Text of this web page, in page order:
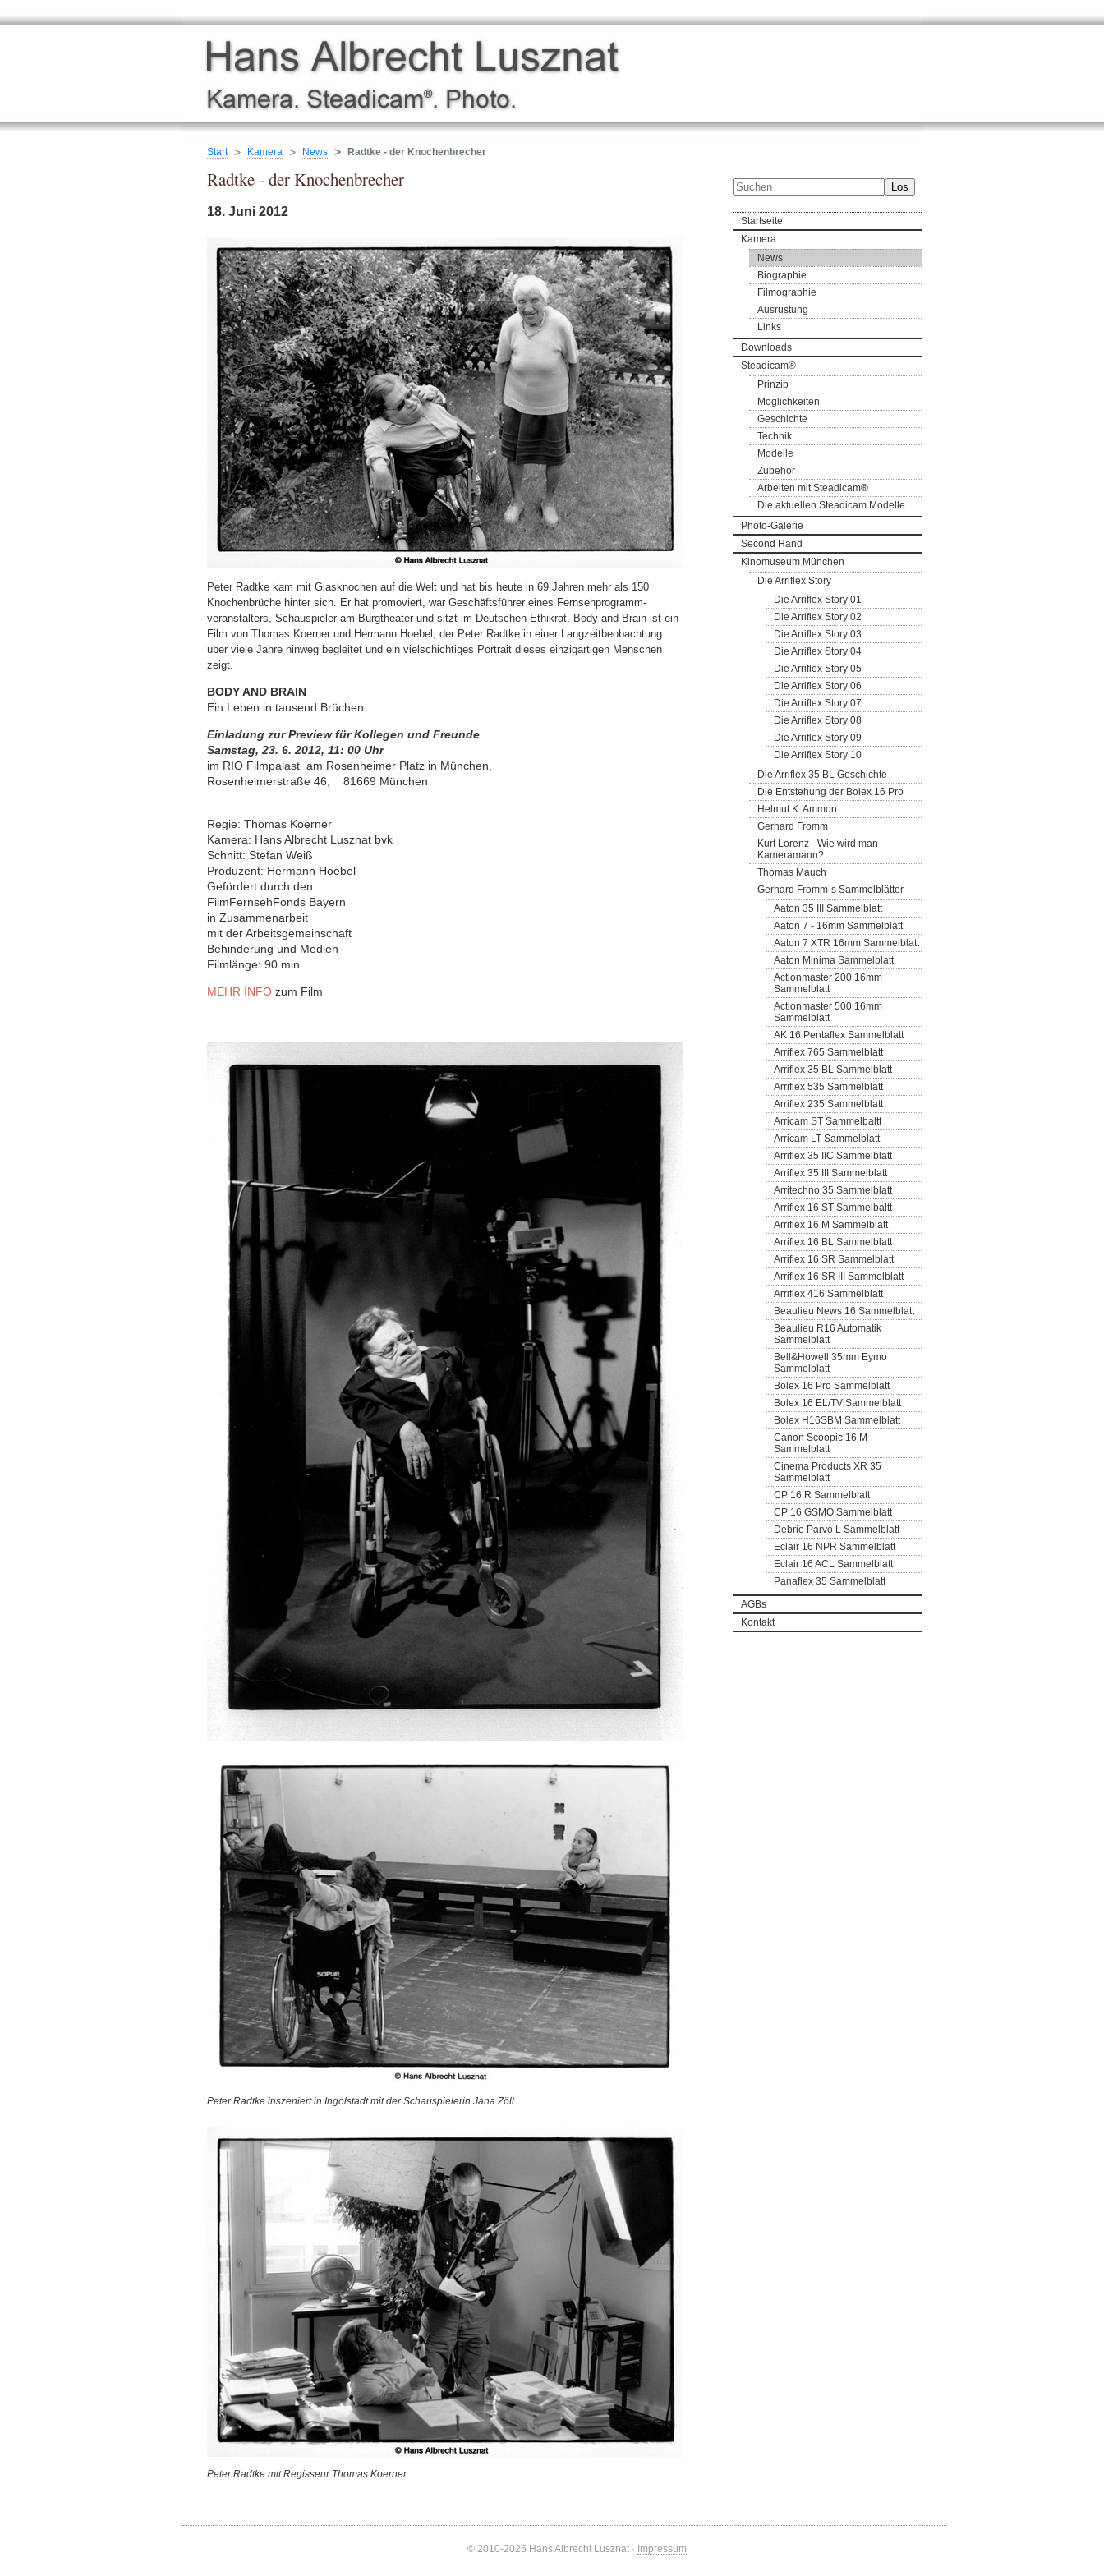
Start Kamera News Radtke - der Knochenbrecher
Radtke - der Knochenbrecher
18. Juni 2012
Peter Radtke kam mit Glasknochen auf die Welt und hat bis heute in 69 Jahren mehr als 150
Knochenbrüche hinter sich. Er hat promoviert, war Geschäftsführer eines Fernsehprogramm-
veranstalters, Schauspieler am Burgtheater und sitzt im Deutschen Ethikrat. Body and Brain ist ein
Film von Thomas Koerner und Hermann Hoebel, der Peter Radtke in einer Langzeitbeobachtung
über viele Jahre hinweg begleitet und ein vielschichtiges Portrait dieses einzigartigen Menschen
zeigt.
BODY AND BRAIN
Ein Leben in tausend Brüchen
Einladung zur Preview für Kollegen und Freunde
Samstag, 23. 6. 2012, 11: 00 Uhr
im RIO Filmpalast am Rosenheimer Platz in München,
Rosenheimerstraße 46, 81669 München
Regie: Thomas Koerner
Kamera: Hans Albrecht Lusznat bvk
Schnitt: Stefan Weiß
Produzent: Hermann Hoebel
Gefördert durch den
FilmFernsehFonds Bayern
in Zusammenarbeit
mit der Arbeitsgemeinschaft
Behinderung und Medien
Filmlänge: 90 min.
MEHR INFO zum Film
Peter Radtke inszeniert in Ingolstadt mit der Schauspielerin Jana Zöll
Peter Radtke mit Regisseur Thomas Koerner
Los
Startseite
Kamera
News
Biographie
Filmographie
Ausrüstung
Links
Downloads
Steadicam®
Prinzip
Möglichkeiten
Geschichte
Technik
Modelle
Zubehör
Arbeiten mit Steadicam®
Die aktuellen Steadicam Modelle
Photo-Galerie
Second Hand
Kinomuseum München
Die Arriflex Story
Die Arriflex Story 01
Die Arriflex Story 02
Die Arriflex Story 03
Die Arriflex Story 04
Die Arriflex Story 05
Die Arriflex Story 06
Die Arriflex Story 07
Die Arriflex Story 08
Die Arriflex Story 09
Die Arriflex Story 10
Die Arriflex 35 BL Geschichte
Die Entstehung der Bolex 16 Pro
Helmut K. Ammon
Gerhard Fromm
Kurt Lorenz - Wie wird man
Kameramann?
Thomas Mauch
Gerhard Fromm`s Sammelblätter
Aaton 35 III Sammelblatt
Aaton 7 - 16mm Sammelblatt
Aaton 7 XTR 16mm Sammelblatt
Aaton Minima Sammelblatt
Actionmaster 200 16mm
Sammelblatt
Actionmaster 500 16mm
Sammelblatt
AK 16 Pentaflex Sammelblatt
Arriflex 765 Sammelblatt
Arriflex 35 BL Sammelblatt
Arriflex 535 Sammelblatt
Arriflex 235 Sammelblatt
Arricam ST Sammelbaltt
Arricam LT Sammelblatt
Arriflex 35 IIC Sammelblatt
Arriflex 35 III Sammelblatt
Arritechno 35 Sammelblatt
Arriflex 16 ST Sammelbaltt
Arriflex 16 M Sammelblatt
Arriflex 16 BL Sammelblatt
Arriflex 16 SR Sammelblatt
Arriflex 16 SR III Sammelblatt
Arriflex 416 Sammelblatt
Beaulieu News 16 Sammelblatt
Beaulieu R16 Automatik
Sammelblatt
Bell&Howell 35mm Eymo
Sammelblatt
Bolex 16 Pro Sammelblatt
Bolex 16 EL/TV Sammelblatt
Bolex H16SBM Sammelblatt
Canon Scoopic 16 M
Sammelblatt
Cinema Products XR 35
Sammelblatt
CP 16 R Sammelblatt
CP 16 GSMO Sammelblatt
Debrie Parvo L Sammelblatt
Eclair 16 NPR Sammelblatt
Eclair 16 ACL Sammelblatt
Panaflex 35 Sammelblatt
AGBs
Kontakt
© 2010-2026 Hans Albrecht Lusznat · Impressum